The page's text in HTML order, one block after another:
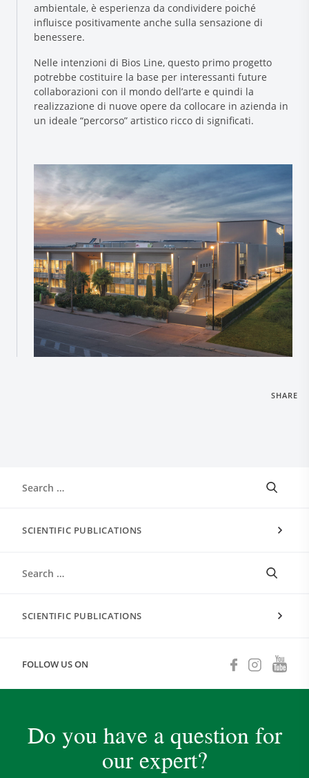
ambientale, è esperienza da condividere poiché
influisce positivamente anche sulla sensazione di
benessere.
Nelle intenzioni di Bios Line, questo primo progetto
potrebbe costituire la base per interessanti future
collaborazioni con il mondo dell’arte e quindi la
realizzazione di nuove opere da collocare in azienda in
un ideale “percorso” artistico ricco di significati.
SHARE
SCIENTIFIC PUBLICATIONS
SCIENTIFIC PUBLICATIONS
FOLLOW US ON
Do you have a question for
our expert?